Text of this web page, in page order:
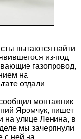
пытаются найти
из-под
газопровод,
на
отдали
монтажник
Яромчук, пишет
на улице Ленина, в
мы зачерпнули
с ней на